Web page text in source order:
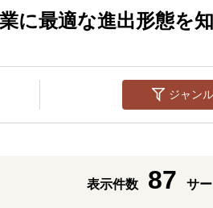
業に最適な進出形態を
ジャン
表示件数 87 サ